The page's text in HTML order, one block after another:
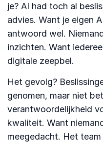
je? AI had toch al
advies. Want je eigen
antwoord wel.
inzichten. Want
digitale zeepbel.
Het gevolg?
genomen, maar niet
verantwoordelijkheid
kwaliteit. Want
meegedacht. Het